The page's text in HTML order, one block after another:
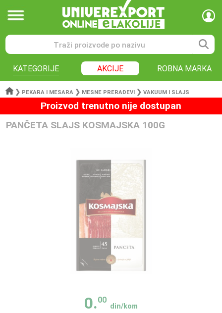
KATEGORIJE AKCIJE ROBNA MARKA
❯ PEKARA I MESARA ❯ MESNE PRERAĐEVI ❯ VAKUUM I SLAJS
Proizvod trenutno nije dostupan
PANČETA SLAJS KOSMAJSKA 100G
0.00
din/kom